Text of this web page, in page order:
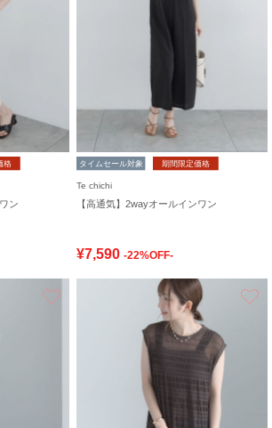
格
ン
タイムセール対象 期間限定価格
Te chichi
【高通気】2wayオールインワン
¥7,590 -22%OFF-